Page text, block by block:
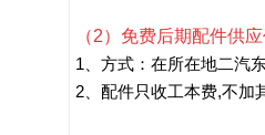
（2）免费后期配件供
1、方式：在所在地二汽
2、配件只收工本费,不加